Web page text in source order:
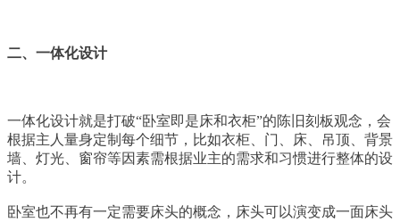
二、一体化设计
一体化设计就是打破“卧室即是床和衣柜”的陈旧刻板观念，会
根据主人量身定制每个细节，比如衣柜、门、床、吊顶、背景
墙、灯光、窗帘等因素需根据业主的需求和习惯进行整体的设
计。
卧室也不再有一定需要床头的概念，床头可以演变成一面床头